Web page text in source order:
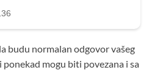
budu normalan odgovor vašeg
mogu biti povezana i sa